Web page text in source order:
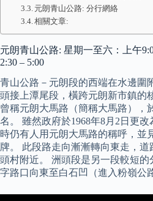
元朗青山公路: 分行網絡
相關文章:
元朗青山公路: 星期一至六：上午
2:30 – 5:00
青山公路－元朗段的西端在水邊圍
頭接上潭尾段，橫跨元朗新市鎮的
曾稱元朗大馬路（簡稱大馬路），
名。 雖然政府於1968年8月2日更
時仍有人用元朗大馬路的稱呼，並
牌。 此段路走向漸漸轉向東走，道
頭村附近。 洲頭段是另一段較短
字路口向東至白石凹（進入粉嶺公